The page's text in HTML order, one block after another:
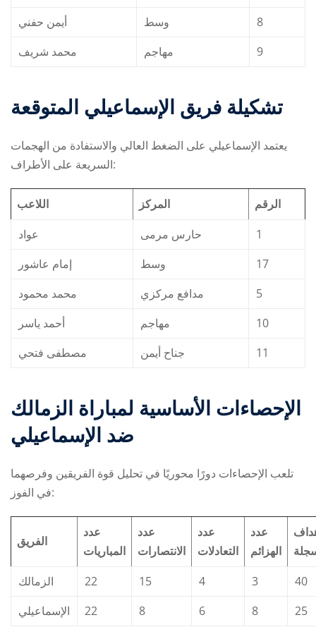
أيمن حفني
وسط
8
محمد شريف
مهاجم 9
تشكيلة فريق الإسماعيلي المتوقعة
يعتمد الإسماعيلي على الضغط العالي والاستفادة من الهجمات
السريعة على الأطراف:
اللاعب المركز
الرقم
عواد
حارس مرمى
1
إمام عاشور
وسط
17
محمد محمود
مدافع مركزي
5
أحمد ياسر
مهاجم
10
مصطفى فتحي
جناح أيمن 11
الإحصاءات الأساسية لمباراة الزمالك
ضد الإسماعيلي
تلعب الإحصاءات دورًا محوريًا في تحليل قوة الفريقين وفرصهما
في الفوز:
الفريق
عدد
المباريات
عدد
الانتصارات
عدد
التعادلات
عدد
الهزائم
الزمالك
22 15 4 3
40
الإسماعيلي
22 8 6 8 25